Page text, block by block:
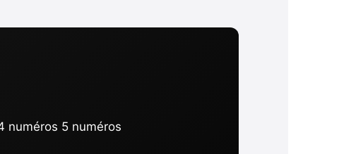
numéros 5 numéros